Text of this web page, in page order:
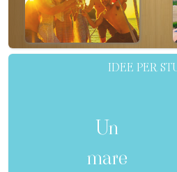
IDEE PER
Un
mare